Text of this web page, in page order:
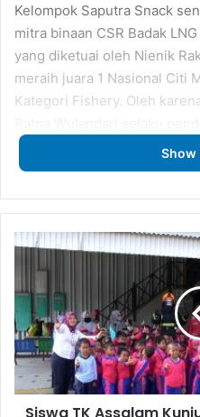
Kelompok Saputra Snack
mitra binaan CSR Badak
yang diketuai oleh Nienik
meraih juara 1 Nasional Citi
Kategori Fishery. Oleh
Snack berpesan agar
ilmu sebanyak-banyaknya
Show
Siswa
Kunjungi
Fire
Training
Ground
Badak
LNG